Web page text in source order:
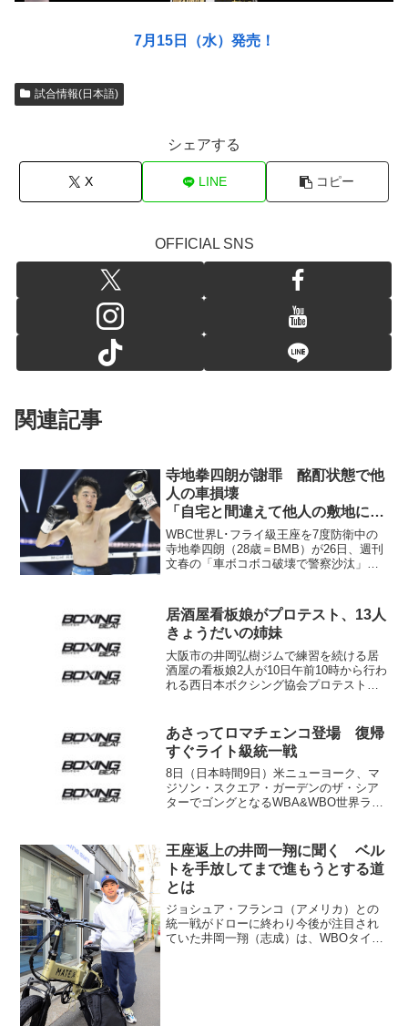
7月15日（水）発売！
試合情報(日本語)
シェアする
X LINE コピー
OFFICIAL SNS
関連記事
寺地拳四朗が謝罪 酩酊状態で他
人の車損壊
「自宅と間違えて他人の敷地に入
った」
WBC世界L･フライ級王座を7度防衛中の
寺地拳四朗（28歳＝BMB）が26日、週刊
文春の「車ボコボコ破壊で警察沙汰」と
酒を伴う会食後に酩酊状態となり、自宅
と間違えて他人...
居酒屋看板娘がプロテスト、13人
きょうだいの姉妹
大阪市の井岡弘樹ジムで練習を続ける居
酒屋の看板娘2人が10日午前10時から行わ
れる西日本ボクシング協会プロテストを
よ」と井岡会長は期待を寄せる。 受験
するのは澤井涼さ...
あさってロマチェンコ登場 復帰
すぐライト級統一戦
8日（日本時間9日）米ニューヨーク、マ
ジソン・スクエア・ガーデンのザ・シア
ターでゴングとなるWBA&WBO世界ライ
ロマチェンコ（ウクライナ）とWBO王者
ホセ・ペドラ...
王座返上の井岡一翔に聞く ベル
トを手放してまで進もうとする道
とは
ジョシュア・フランコ（アメリカ）との
統一戦がドローに終わり今後が注目され
ていた井岡一翔（志成）は、WBOタイト